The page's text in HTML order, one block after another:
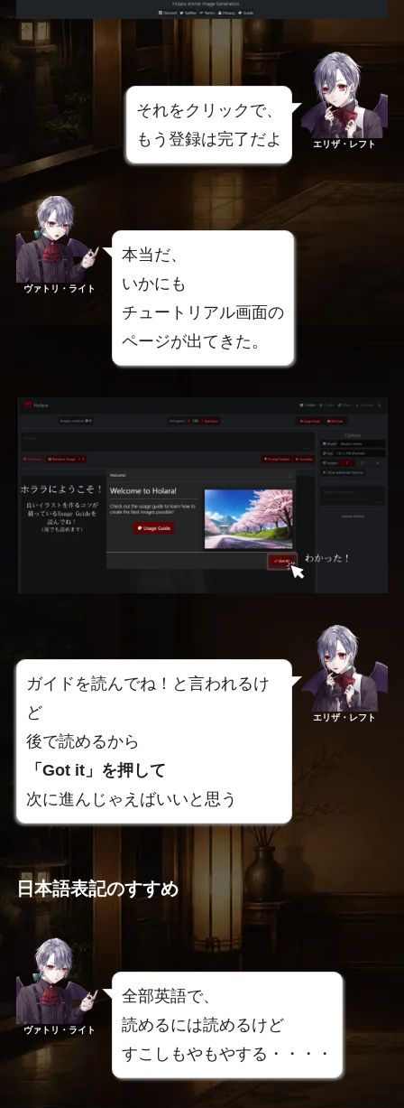
それをクリックで、
もう登録は完了だよ
エリザ・レフト
ヴァトリ・ライト
本当だ、
いかにも
チュートリアル画面の
ページが出てきた。
ガイドを読んでね！と言われるけ
ど
後で読めるから
「Got it」を押して
次に進んじゃえばいいと思う
エリザ・レフト
日本語表記のすすめ
ヴァトリ・ライト
全部英語で、
読めるには読めるけど
すこしもやもやする・・・・